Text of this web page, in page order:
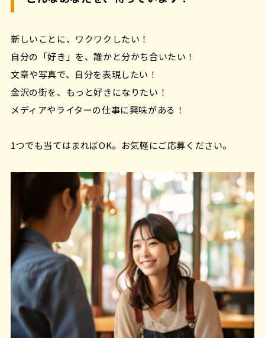
新しいことに、ワクワクしたい！
自分の「好き」を、誰かと分かち合いたい！
文章や写真で、自分を表現したい！
金沢の街を、もっと好きになりたい！
メディアやライターの仕事に興味がある！
1つでも当てはまればOK。お気軽にご応募ください。